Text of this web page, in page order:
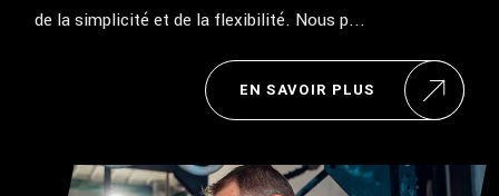
de la simplicité et de la flexibilité. Nous p...
EN SAVOIR PLUS